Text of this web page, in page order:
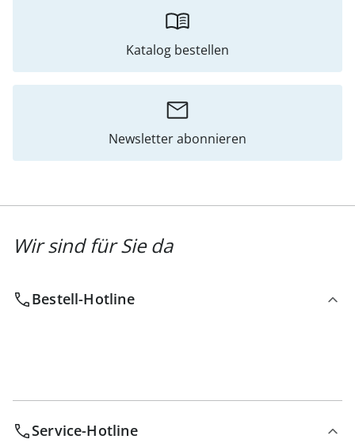
Katalog bestellen
Newsletter abonnieren
Wir sind für Sie da
Bestell-Hotline
Service-Hotline